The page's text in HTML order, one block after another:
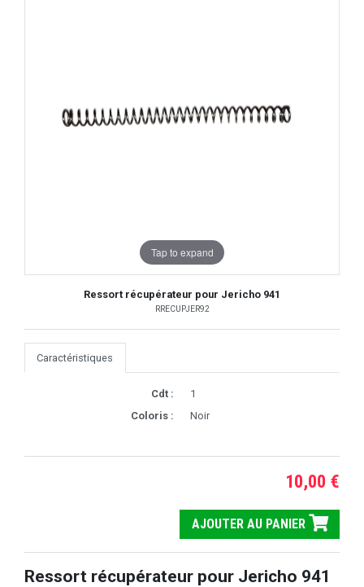
Tap to expand
Ressort récupérateur pour Jericho 941
RRECUPJER92
Caractéristiques
Cdt :
1
Coloris :
Noir
10,00 €
AJOUTER AU PANIER
Ressort récupérateur pour Jericho 941